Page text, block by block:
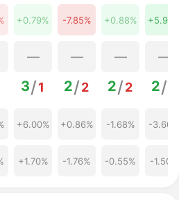
+0.79% -7.85% +0.88%
— — — —
3/1 2/2 2/2 2/
+6.00% +0.86% -1.68% -3.60%
+1.70% -1.76% -0.55% -1.50%